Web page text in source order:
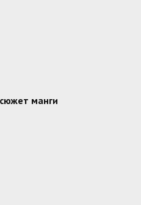
манги